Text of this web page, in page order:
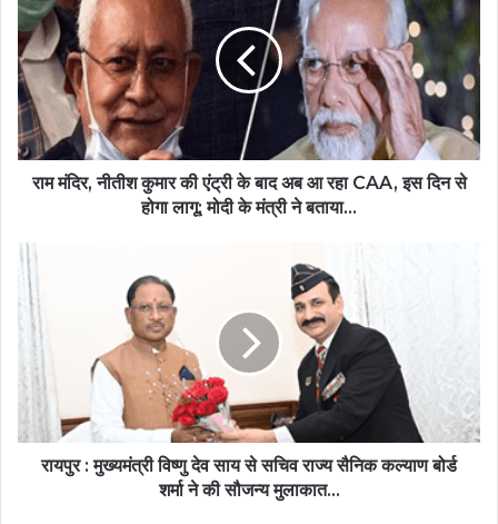
राम मंदिर, नीतीश कुमार की एंट्री के बाद अब आ रहा CAA, इस दिन से
होगा लागू; मोदी के मंत्री ने बताया...
रायपुर : मुख्यमंत्री विष्णु देव साय से सचिव राज्य सैनिक कल्याण बोर्ड
शर्मा ने की सौजन्य मुलाकात...